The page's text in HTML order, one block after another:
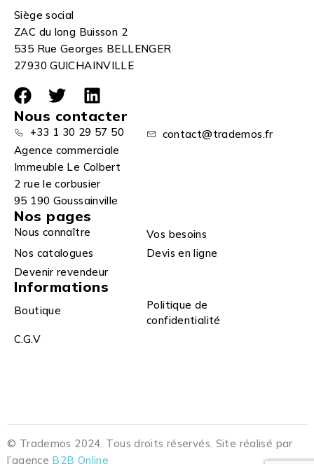
Siège social
ZAC du long Buisson 2
535 Rue Georges BELLENGER
27930 GUICHAINVILLE
Nous contacter
+33 1 30 29 57 50
contact@trademos.fr
Agence commerciale
Immeuble Le Colbert
2 rue le corbusier
95 190 Goussainville
Nos pages
Nous connaître
Vos besoins
Nos catalogues
Devis en ligne
Devenir revendeur
Informations
Boutique
Politique de
confidentialité
C.G.V
© Trademos 2024. Tous droits réservés. Site réalisé par
l’agence B2B Online